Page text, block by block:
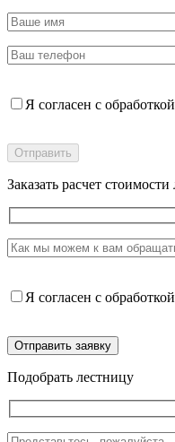
Я согласен с обработкой
Заказать расчет
Я согласен с обработкой
Подобрать лестницу